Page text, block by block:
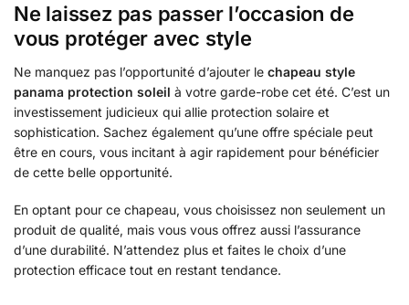
Ne laissez pas passer l’occasion de
vous protéger avec style
Ne manquez pas l’opportunité d’ajouter le chapeau style
panama protection soleil à votre garde-robe cet été. C’est un
investissement judicieux qui allie protection solaire et
sophistication. Sachez également qu’une offre spéciale peut
être en cours, vous incitant à agir rapidement pour bénéficier
de cette belle opportunité.
En optant pour ce chapeau, vous choisissez non seulement un
produit de qualité, mais vous vous offrez aussi l’assurance
d’une durabilité. N’attendez plus et faites le choix d’une
protection efficace tout en restant tendance.